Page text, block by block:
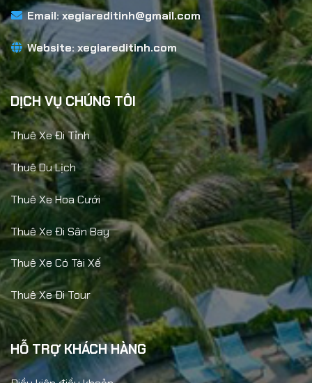
Email: xegiareditinh@gmail.com
Website: xegiareditinh.com
DỊCH VỤ CHÚNG TÔI
Thuê Xe Đi Tỉnh
Thuê Du Lịch
Thuê Xe Hoa Cưới
Thuê Xe Đi Sân Bay
Thuê Xe Có Tài Xế
Thuê Xe Đi Tour
HỖ TRỢ KHÁCH HÀNG